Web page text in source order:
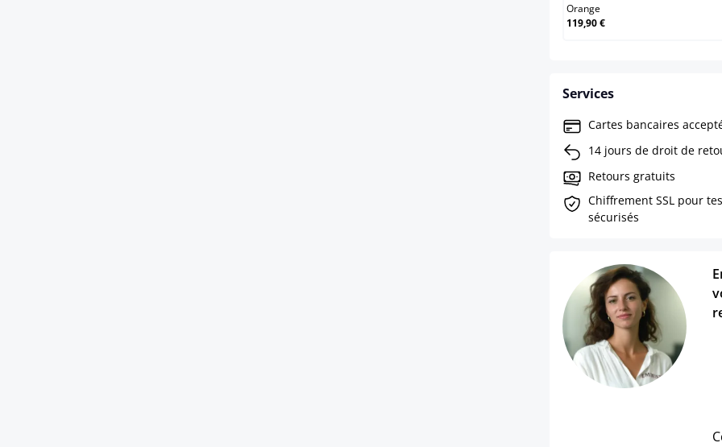
Orange
119,90 €
Services
Cartes bancaires
14 jours de droit de
Retours gratuits
Chiffrement SSL pour
sécurisés